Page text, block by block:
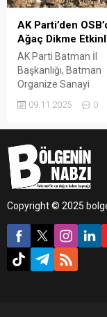
AK Parti’den
Ağaç Dikme
AK Parti Batman İl
Başkanlığı, Batman
Organize Sanayi
etkinlik kapsamında
09.11.2025 0
Copyright © 2025